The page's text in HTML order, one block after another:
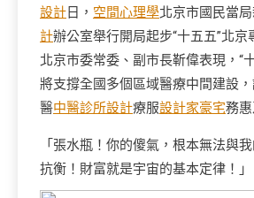
設計日， 空間心理學北京市國民當局
計辦公室舉行開局起步“十五五”北京
北京市委常委、副市長靳偉表現，“
將支撐全國多個區域醫療中間建設
醫中醫診所設計療服設計家豪宅務
「張水瓶！你的傻氣，根本無法與
抗衡！財富就是宇宙的基本定律！」